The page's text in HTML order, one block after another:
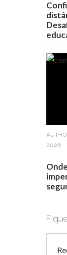
2026